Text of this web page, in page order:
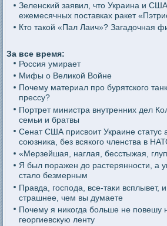
Зеленский заявил, что Украина и
ежемесячных поставках ракет
Кто такой «Пал Лаич»? Загадочная
За все время:
Россия умирает
Мифы о Великой Войне
Почему материал про бурятского
прессу?
Портрет министра внутренних дел
семьи и братвы
Сенат США присвоит Украине статус
союзника, без всякого членства в
«Мерзейшая, наглая, бесстыжая,
Я был поражен до растерянности, а
стало безмерным
Правда, господа, все-таки всплывет,
страшнее, чем вы думаете
Почему я никогда больше не повешу
георгиевскую ленту